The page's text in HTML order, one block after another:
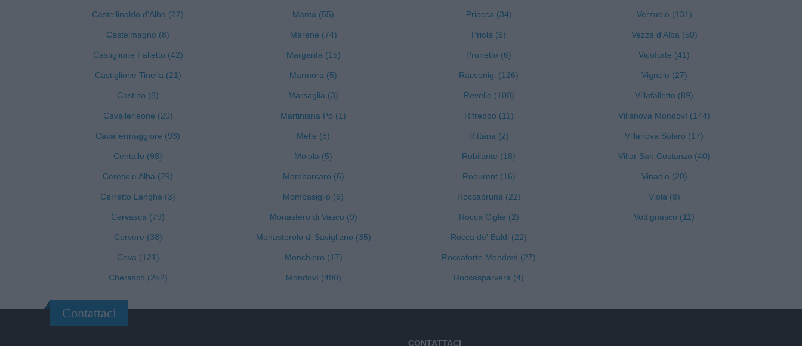
Castellinaldo d'Alba (22)
Castelmagno (8)
Castiglione Falletto (42)
Castiglione Tinella (21)
Castino (8)
Cavallerleone (20)
Cavallermaggiore (93)
Centallo (98)
Ceresole Alba (29)
Cerretto Langhe (3)
Cervasca (79)
Cervere (38)
Ceva (121)
Cherasco (252)
Manta (55)
Marene (74)
Margarita (15)
Marmora (5)
Marsaglia (3)
Martiniana Po (1)
Melle (8)
Moiola (5)
Mombarcaro (6)
Mombasiglio (6)
Monastero di Vasco (9)
Monasterolo di Savigliano (35)
Monchiero (17)
Mondovì (490)
Priocca (34)
Priola (6)
Prunetto (6)
Racconigi (126)
Revello (100)
Rifreddo (11)
Rittana (2)
Robilante (18)
Roburent (16)
Roccabruna (22)
Rocca Cigliè (2)
Rocca de' Baldi (22)
Roccaforte Mondovì (27)
Roccasparvera (4)
Verzuolo (131)
Vezza d'Alba (50)
Vicoforte (41)
Vignolo (27)
Villafalletto (89)
Villanova Mondovì (144)
Villanova Solaro (17)
Villar San Costanzo (40)
Vinadio (20)
Viola (8)
Vottignasco (11)
Contattaci
CONTATTACI